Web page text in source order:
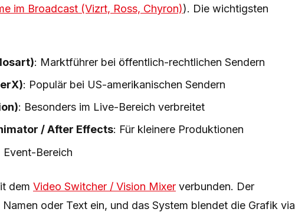
im Broadcast (Vizrt, Ross, Chyron)). Die wichtigsten
: Marktführer bei öffentlich-rechtlichen Sendern
: Populär bei US-amerikanischen Sendern
: Besonders im Live-Bereich verbreitet
/ After Effects: Für kleinere Produktionen
Event-Bereich
dem Video Switcher / Vision Mixer verbunden. Der
oder Text ein, und das System blendet die Grafik via